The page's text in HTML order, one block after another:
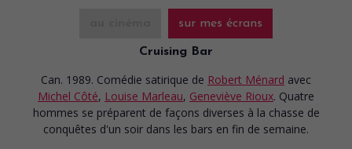
sur mes écrans
Cruising Bar
Can. 1989. Comédie satirique de Robert Ménard avec
Michel Côté, Louise Marleau, Geneviève Rioux. Quatre
hommes se préparent de façons diverses à la chasse de
conquêtes d'un soir dans les bars en fin de semaine.